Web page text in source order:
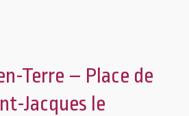
Terre – Place de
Jacques le